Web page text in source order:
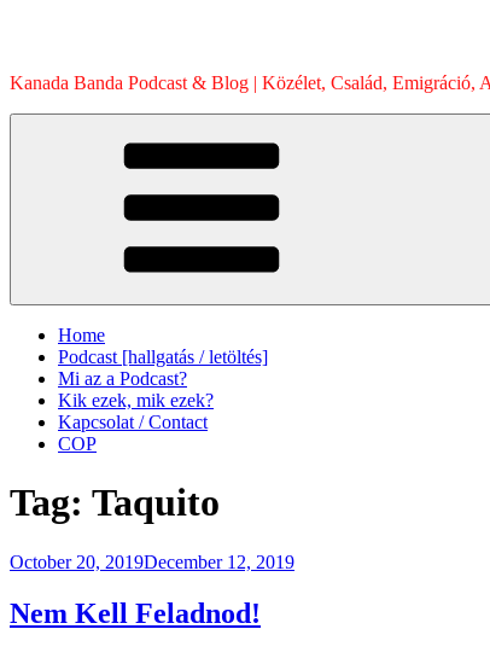
Kanada Banda Podcast & Blog | Közélet, Család, Emigráció,
Home
Podcast [hallgatás / letöltés]
Mi az a Podcast?
Kik ezek, mik ezek?
Kapcsolat / Contact
COP
Tag: Taquito
Posted
October 20, 2019December 12, 2019
Nem Kell Feladnod!